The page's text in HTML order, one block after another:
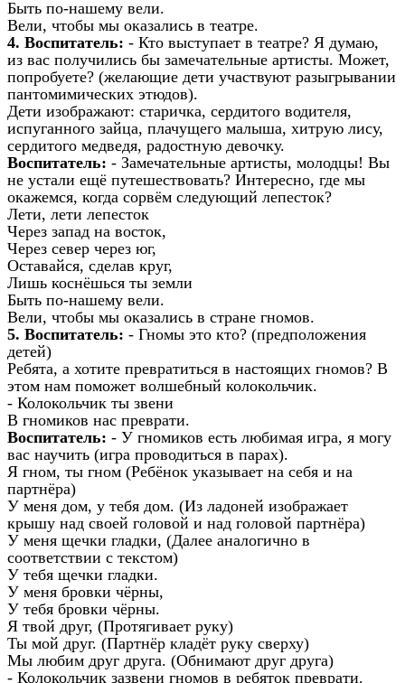
Быть по-нашему вели.
Вели, чтобы мы оказались в театре.
4. Воспитатель: - Кто выступает в театре? Я думаю,
из вас получились бы замечательные артисты. Может,
попробуете? (желающие дети участвуют разыгрывании
пантомимических этюдов).
Дети изображают: старичка, сердитого водителя,
испуганного зайца, плачущего малыша, хитрую лису,
сердитого медведя, радостную девочку.
Воспитатель: - Замечательные артисты, молодцы! Вы
не устали ещё путешествовать? Интересно, где мы
окажемся, когда сорвём следующий лепесток?
Лети, лети лепесток
Через запад на восток,
Через север через юг,
Оставайся, сделав круг,
Лишь коснёшься ты земли
Быть по-нашему вели.
Вели, чтобы мы оказались в стране гномов.
5. Воспитатель: - Гномы это кто? (предположения
детей)
Ребята, а хотите превратиться в настоящих гномов? В
этом нам поможет волшебный колокольчик.
- Колокольчик ты звени
В гномиков нас преврати.
Воспитатель: - У гномиков есть любимая игра, я могу
вас научить (игра проводиться в парах).
Я гном, ты гном (Ребёнок указывает на себя и на
партнёра)
У меня дом, у тебя дом. (Из ладоней изображает
крышу над своей головой и над головой партнёра)
У меня щечки гладки, (Далее аналогично в
соответствии с текстом)
У тебя щечки гладки.
У меня бровки чёрны,
У тебя бровки чёрны.
Я твой друг, (Протягивает руку)
Ты мой друг. (Партнёр кладёт руку сверху)
Мы любим друг друга. (Обнимают друг друга)
- Колокольчик зазвени гномов в ребяток преврати.